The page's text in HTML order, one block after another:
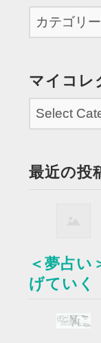
マイコレ
最近の投
＜夢占い
げていく